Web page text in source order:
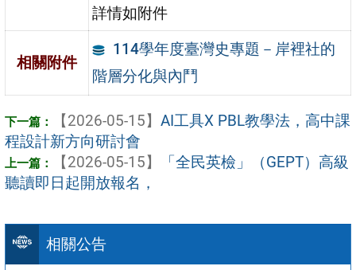
相關公告
詳情如附件
相關附件
114學年度臺灣史專題－岸裡社的
階層分化與內鬥
【2026-05-15】 AI工具X PBL教學法，高中課
程設計新方向研討會
【2026-05-15】
「全民英檢」（GEPT）高級
聽讀即日起開放報名，